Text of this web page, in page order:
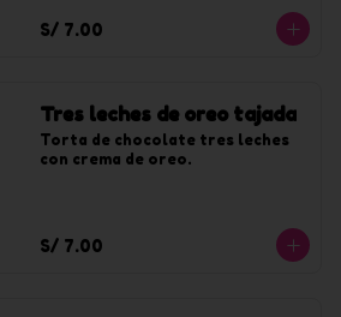
S/ 7.00
Tres leches de oreo tajada
Torta de chocolate tres leches
con crema de oreo.
S/ 7.00